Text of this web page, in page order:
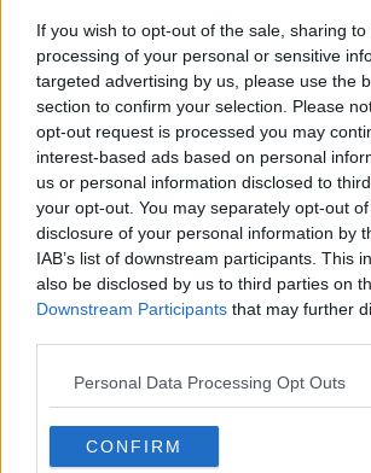
If you wish to opt-out of the sale, sharing
processing of your personal or sensitive
targeted advertising by us, please use the
section to confirm your selection. Please
opt-out request is processed you may
interest-based ads based on personal
us or personal information disclosed to
your opt-out. You may separately opt-out
disclosure of your personal information by
IAB’s list of downstream participants. This
also be disclosed by us to third parties on
Downstream Participants that may further
Personal Data Processing Opt Outs
CONFIRM
A quel punto si è rivolto alla polizia per
sono state avviate le indagini da parte della
Questura di Siena.
Un dettagliato lavoro di visione delle
di individuare l’autovettura sulla quale
furto, che erano in tre. Gli indizi raccolti hanno
in provincia di Arezzo, nel Valdarno, dove
perquisizione domiciliare nei confrontidi un
Sono stati infatti rinvenutisvariati pacchi di
monetine di vario taglio, per un totale di
cacciavite di grandi dimensioni ed un piede di
secondo gli investigatori, utilizzati
porta d’ingresso del negozio.